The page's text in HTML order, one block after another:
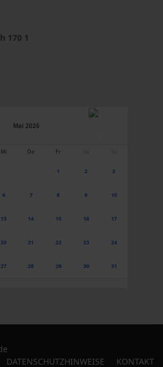
Mai 2026
Mi Do Fr
1 2 3
6 7 8 9 10
13 14 15 16 17
20 21 22 23 24
27 28 29 30 31
DATENSCHUTZHINWEISE KONTAKT